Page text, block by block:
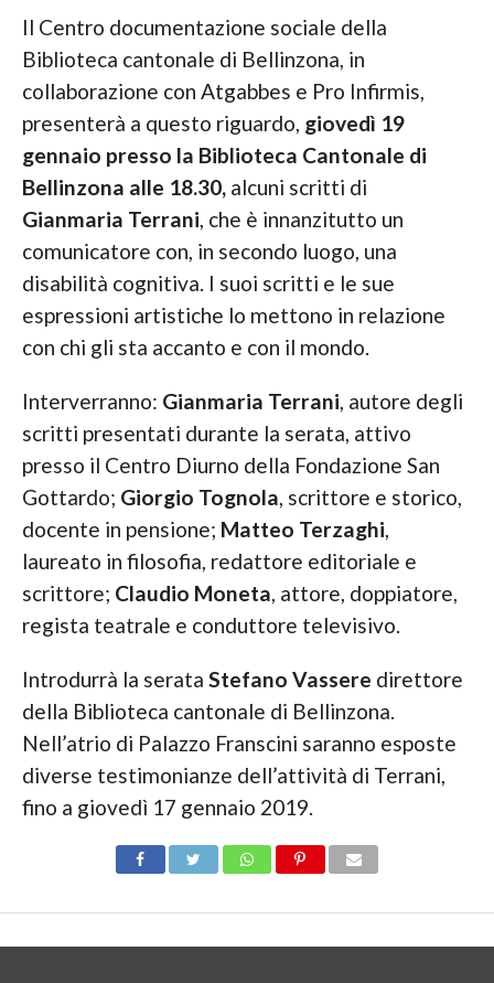
Il Centro documentazione sociale della
Biblioteca cantonale di Bellinzona, in
collaborazione con Atgabbes e Pro Infirmis,
presenterà a questo riguardo, giovedì 19
gennaio presso la Biblioteca Cantonale di
Bellinzona alle 18.30,alcuni scritti di
Gianmaria Terrani, che è innanzitutto un
comunicatore con, in secondo luogo, una
disabilità cognitiva. I suoi scritti e le sue
espressioni artistiche lo mettono in relazione
con chi gli sta accanto e con il mondo.
Interverranno: Gianmaria Terrani, autore degli
scritti presentati durante la serata, attivo
presso il Centro Diurno della Fondazione San
Gottardo; Giorgio Tognola, scrittore e storico,
docente in pensione; Matteo Terzaghi,
laureato in filosofia, redattore editoriale e
scrittore; Claudio Moneta, attore, doppiatore,
regista teatrale e conduttore televisivo.
Introdurrà la serata Stefano Vassere direttore
della Biblioteca cantonale di Bellinzona.
Nell’atrio di Palazzo Franscini saranno esposte
diverse testimonianze dell’attività di Terrani,
fino a giovedì 17 gennaio 2019.